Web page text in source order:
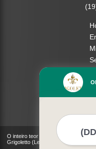
O inteiro teor deste site está sujeito
Grigoletto (Lei 9610 de 19/02/1998)